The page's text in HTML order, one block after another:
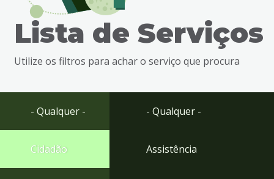
busca
Ir
rodapé
Lista de Serviços
Utilize os filtros para achar o serviço que procura
- Qualquer -
Cidadão
- Qualquer -
Assistência